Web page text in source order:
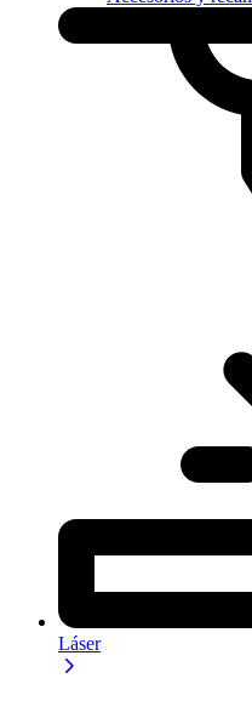
Láser